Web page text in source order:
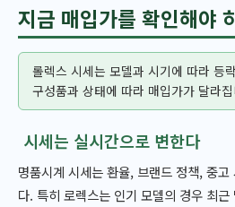
지금 매입가를 확인해야
롤렉스 시세는 모델과 시기에 따라 등
구성품과 상태에 따라 매입가가 달라
시세는 실시간으로 변한다
명품시계 시세는 환율, 브랜드 정책, 중
다. 특히 로렉스는 인기 모델의 경우 최